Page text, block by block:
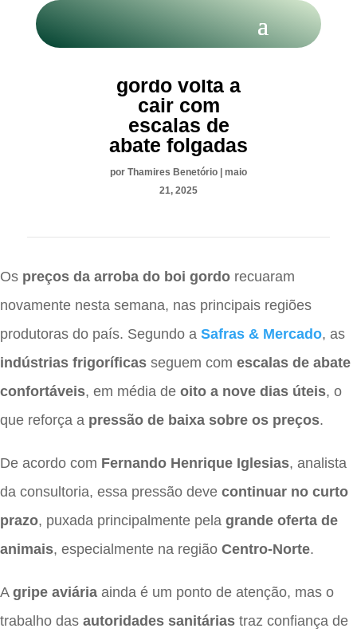
gordo volta a
cair com
escalas de
abate folgadas
por Thamires Benetório | maio
21, 2025
Os preços da arroba do boi gordo recuaram
novamente nesta semana, nas principais regiões
produtoras do país. Segundo a Safras & Mercado, as
indústrias frigoríficas seguem com escalas de abate
confortáveis, em média de oito a nove dias úteis, o
que reforça a pressão de baixa sobre os preços.
De acordo com Fernando Henrique Iglesias, analista
da consultoria, essa pressão deve continuar no curto
prazo, puxada principalmente pela grande oferta de
animais, especialmente na região Centro-Norte.
A gripe aviária ainda é um ponto de atenção, mas o
trabalho das autoridades sanitárias traz confiança de